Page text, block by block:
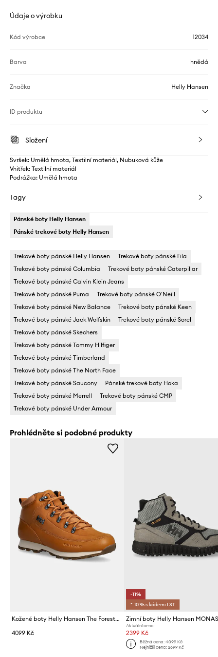
Údaje o výrobku
Kód výrobce 12034
Barva hnědá
Značka Helly Hansen
ID produktu
Složení
Svršek: Umělá hmota, Textilní materiál, Nubuková kůže
Vnitřek: Textilní materiál
Podrážka: Umělá hmota
Tagy
Pánské boty Helly Hansen
Pánské trekové boty Helly Hansen
Trekové boty pánské Helly Hansen
Trekové boty pánské Fila
Trekové boty pánské Columbia
Trekové boty pánské Caterpillar
Trekové boty pánské Calvin Klein Jeans
Trekové boty pánské Puma
Trekové boty pánské O'Neill
Trekové boty pánské New Balance
Trekové boty pánské Keen
Trekové boty pánské Jack Wolfskin
Trekové boty pánské Sorel
Trekové boty pánské Skechers
Trekové boty pánské Tommy Hilfiger
Trekové boty pánské Timberland
Trekové boty pánské The North Face
Trekové boty pánské Saucony
Pánské trekové boty Hoka
Trekové boty pánské Merrell
Trekové boty pánské CMP
Trekové boty pánské Under Armour
Prohlédněte si podobné produkty
Kožené boty Helly Hansen The Forester Premium
4099 Kč
-11%
*-10 % s kódem: LST
Zimní boty Helly Hansen
Aktuální cena:
2399 Kč
Běžná cena: 4099 Kč
Nejnižší cena: 2699 Kč